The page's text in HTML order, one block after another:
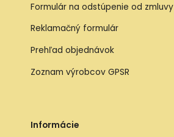
Formulár na odstúpenie od zmluvy
Reklamačný formulár
Prehľad objednávok
Zoznam výrobcov GPSR
Informácie